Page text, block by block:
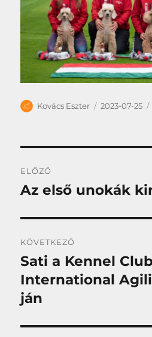
Szerző
Kovács Eszter Közzétéve
2023-07-25
navigáció
ELŐZŐ
Korábbi
Az első unokák
KÖVETKEZŐ
Következő
bejegyzés:
Sati a Kennel Club
International
ján